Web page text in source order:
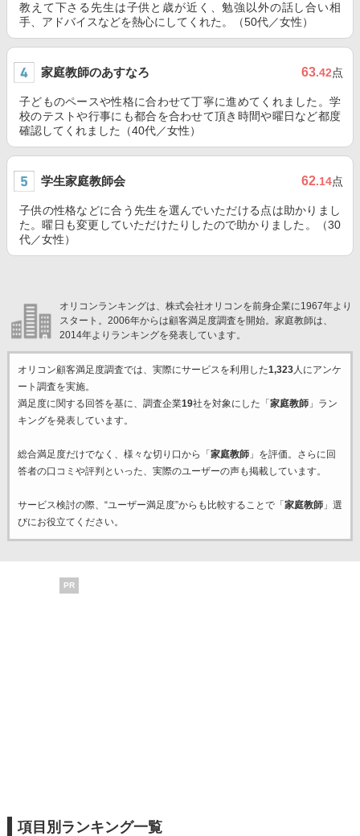
教えて下さる先生は子供と歳が近く、勉強以外の話し合い相
手、アドバイスなどを熱心にしてくれた。（50代／女性）
家庭教師のあすなろ 63.42点
子どものペースや性格に合わせて丁寧に進めてくれました。学
校のテストや行事にも都合を合わせて頂き時間や曜日など都度
確認してくれました（40代／女性）
学生家庭教師会 62.14点
子供の性格などに合う先生を選んでいただける点は助かりまし
た。曜日も変更していただけたりしたので助かりました。（30
代／女性）
オリコンランキングは、株式会社オリコンを前身企業に1967年より
スタート。2006年からは顧客満足度調査を開始。家庭教師は、
2014年よりランキングを発表しています。
オリコン顧客満足度調査では、実際にサービスを利用した1,323人にアンケ
ート調査を実施。
満足度に関する回答を基に、調査企業19社を対象にした「 家庭教師」ラン
キングを発表しています。
総合満足度だけでなく、様々な切り口から「 家庭教師」を評価。さらに回
答者の口コミや評判といった、実際のユーザーの声も掲載しています。
サービス検討の際、“ユーザー満足度”からも比較することで「 家庭教師」選
びにお役立てください。
PR
項目別ランキング一覧